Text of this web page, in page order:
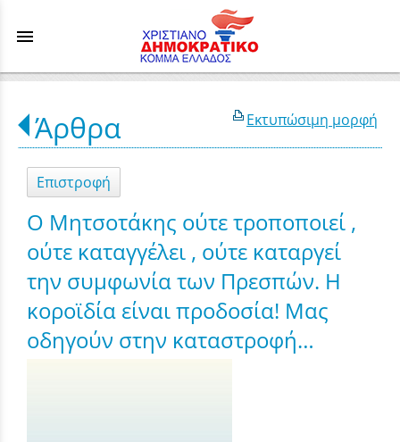
menu
Εκτυπώσιμη μορφή
Άρθρα
Επιστροφή
Ο Μητσοτάκης ούτε τροποποιεί ,
ούτε καταγγέλει , ούτε καταργεί
την συμφωνία των Πρεσπών. Η
κοροϊδία είναι προδοσία! Μας
οδηγούν στην καταστροφή…